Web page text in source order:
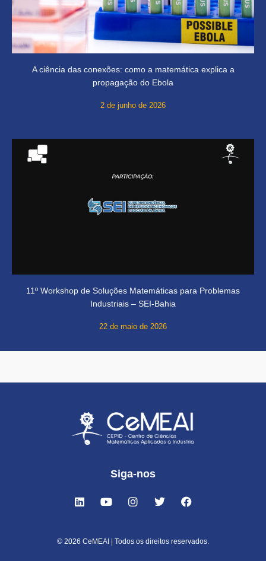
A ciência das conexões: como a matemática explica a
propagação do Ebola
2 de junho de 2026
11º Workshop de Soluções Matemáticas para Problemas
Industriais – SEI-Bahia
22 de maio de 2026
Siga-nos
© 2026 CeMEAI | Todos os direitos reservados.